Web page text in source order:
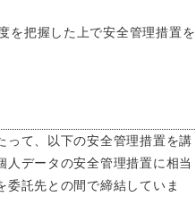
を把握した上で安全管理措置を
って、以下の安全管理措置を講
人データの安全管理措置に相当
託先との間で締結していま